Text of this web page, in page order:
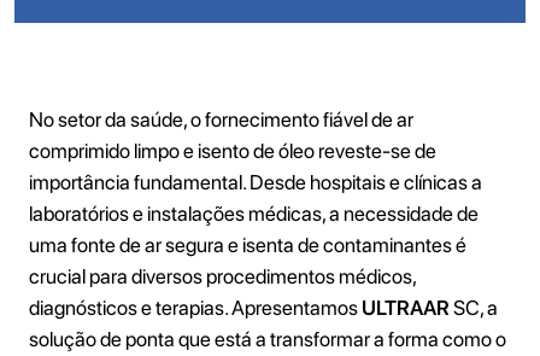
No setor da saúde, o fornecimento fiável de ar
comprimido limpo e isento de óleo reveste-se de
importância fundamental. Desde hospitais e clínicas a
laboratórios e instalações médicas, a necessidade de
uma fonte de ar segura e isenta de contaminantes é
crucial para diversos procedimentos médicos,
diagnósticos e terapias. Apresentamos ULTRAAR SC, a
solução de ponta que está a transformar a forma como o